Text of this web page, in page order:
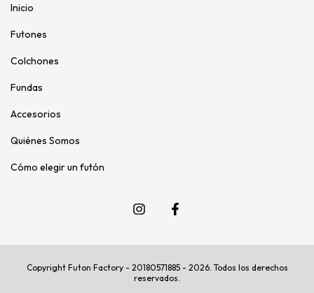
Inicio
Futones
Colchones
Fundas
Accesorios
Quiénes Somos
Cómo elegir un futón
Copyright Futon Factory - 20180571885 - 2026. Todos los derechos
reservados.